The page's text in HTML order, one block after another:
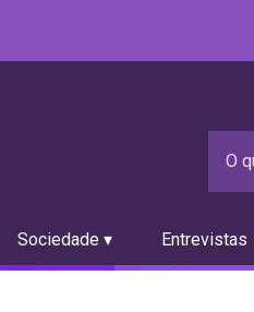
Sociedade ▾ Entrevistas